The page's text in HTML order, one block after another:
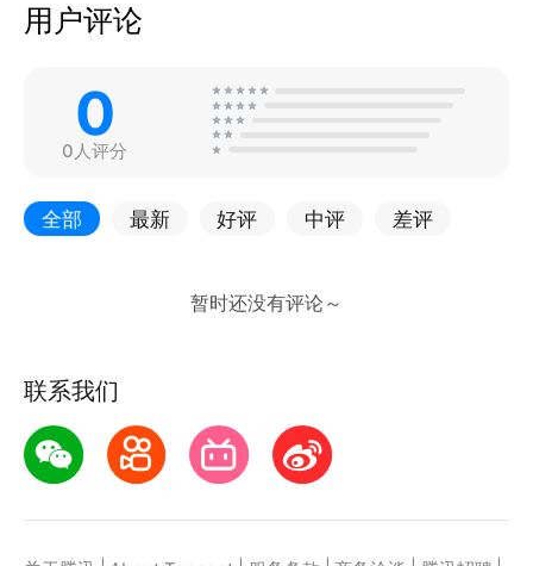
用户评论
0
0人评分
全部 最新 好评 中评 差评
联系我们